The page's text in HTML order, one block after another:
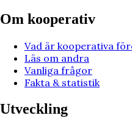
Om kooperativ
Vad är kooperativa
Läs om andra
Vanliga frågor
Fakta & statistik
Utveckling